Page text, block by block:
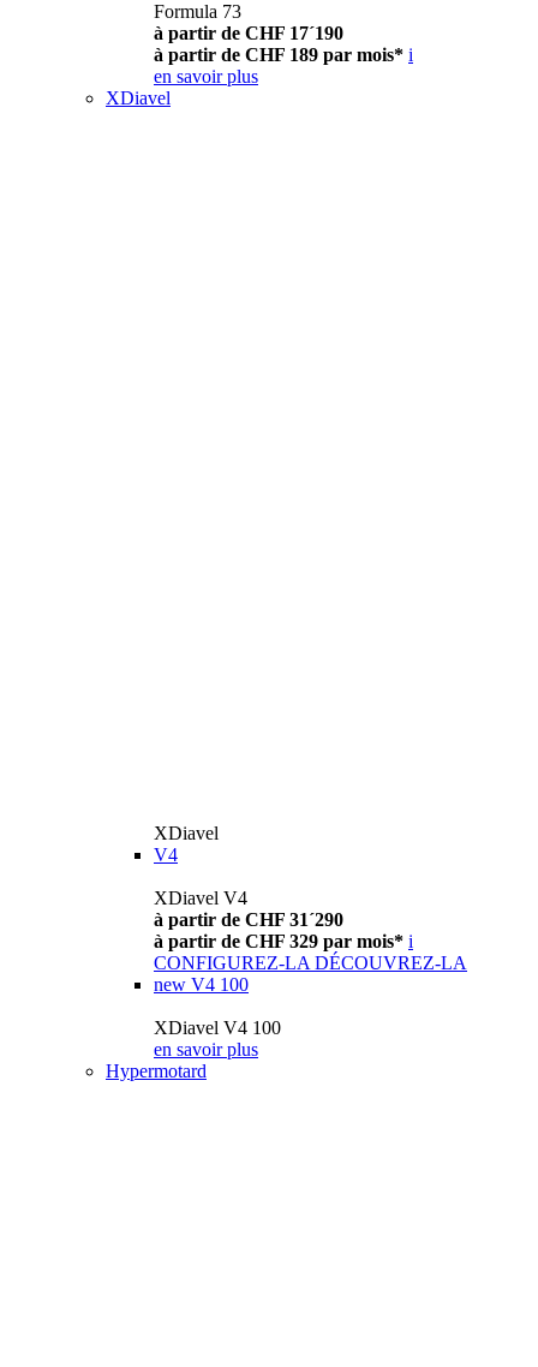
Formula 73
à partir de CHF 17´190
à partir de CHF 189 par mois* i
en savoir plus
XDiavel
XDiavel
V4
XDiavel V4
à partir de CHF 31´290
à partir de CHF 329 par mois* i
CONFIGUREZ-LA DÉCOUVREZ-LA
new V4 100
XDiavel V4 100
en savoir plus
Hypermotard